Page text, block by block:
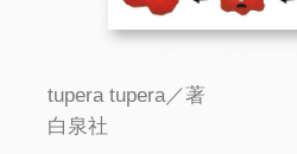
tupera tupera／著
白泉社